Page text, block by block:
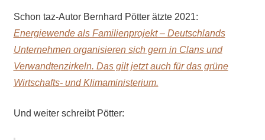
Schon taz-Autor Bernhard Pötter ätzte 2021:
Energiewende als Familienprojekt – Deutschlands
Unternehmen organisieren sich gern in Clans und
Verwandtenzirkeln. Das gilt jetzt auch für das grüne
Wirtschafts- und Klimaministerium.
Und weiter schreibt Pötter: